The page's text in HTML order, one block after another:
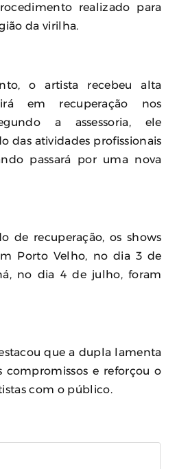
realizado para
da virilha.
o artista recebeu alta
em recuperação nos
a assessoria, ele
das atividades profissionais
passará por uma nova
de recuperação, os shows
Porto Velho, no dia 3 de
no dia 4 de julho, foram
que a dupla lamenta
compromissos e reforçou o
com o público.